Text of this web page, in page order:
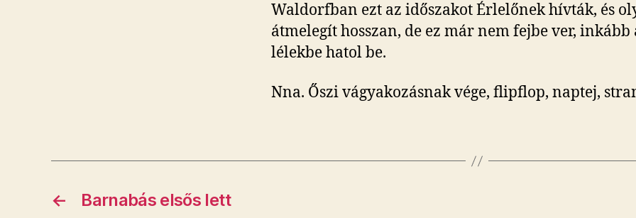
Waldorfban ezt az időszakot Érlelőnek hívták, és
átmelegít hosszan, de ez már nem fejbe ver, inkább
lélekbe hatol be.
Nna. Őszi vágyakozásnak vége, flipflop, naptej,
← Barnabás elsős lett